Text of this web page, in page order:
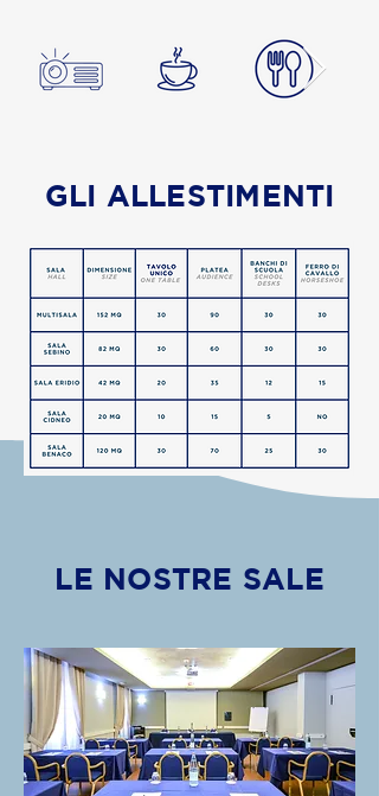
GLI ALLESTIMENTI
LE NOSTRE SALE